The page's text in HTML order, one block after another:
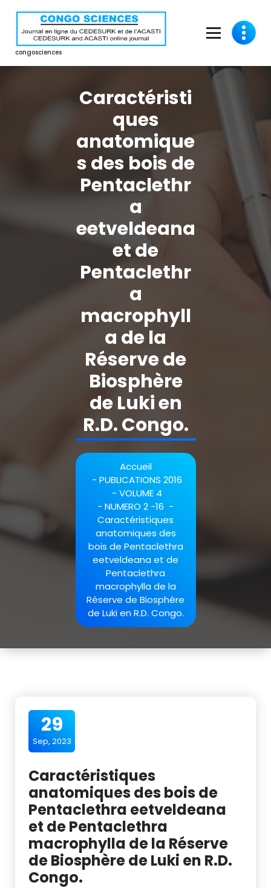
contenu
congosciences
Caractéristi
ques
anatomique
s des bois de
Pentaclethr
a
eetveldeana
et de
Pentaclethr
a
macrophyll
a de la
Réserve de
Biosphère
de Luki en
R.D. Congo.
Accueil
- PUBLICATIONS 2016
- VOLUME 4
- NUMERO 2 -16 -
Caractéristiques
anatomiques des
bois de Pentaclethra
eetveldeana et de
Pentaclethra
macrophylla de la
Réserve de Biosphère
de Luki en R.D. Congo.
29
Sep, 2023
Caractéristiques
anatomiques des bois de
Pentaclethra eetveldeana
et de Pentaclethra
macrophylla de la Réserve
de Biosphère de Luki en R.D.
Congo.